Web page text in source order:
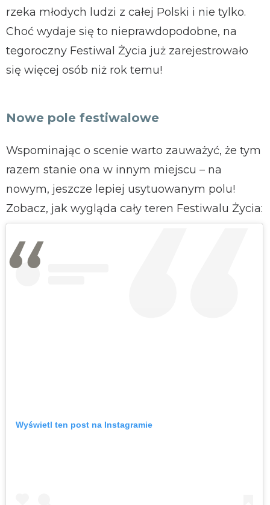
rzeka młodych ludzi z całej Polski i nie tylko.
Choć wydaje się to nieprawdopodobne, na
tegoroczny Festiwal Życia już zarejestrowało
się więcej osób niż rok temu!
Nowe pole festiwalowe
Wspominając o scenie warto zauważyć, że tym
razem stanie ona w innym miejscu – na
nowym, jeszcze lepiej usytuowanym polu!
Zobacz, jak wygląda cały teren Festiwalu Życia:
Wyświetl ten post na Instagramie